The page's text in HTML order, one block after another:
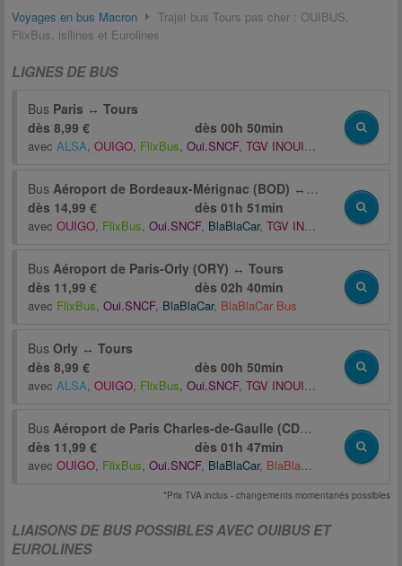
Voyages en bus Macron
Trajet bus Tours pas cher : OUIBUS,
FlixBus, isilines et Eurolines
LIGNES DE BUS
Bus Paris ↔ Tours
dès 8,99 €
dès 00h 50min
avec ALSA, OUIGO, FlixBus, Oui.SNCF, TGV INOUI,BlaBlaCar,
Bus Aéroport de Bordeaux-Mérignac (BOD) ↔ Tours
dès 14,99 €
dès 01h 51min
avec OUIGO, FlixBus, Oui.SNCF, BlaBlaCar, TGV INOUI Starshipper
Bus Aéroport de Paris-Orly (ORY) ↔ Tours
dès 11,99 €
dès 02h 40min
avec FlixBus, Oui.SNCF, BlaBlaCar, BlaBlaCar Bus
Bus Orly ↔ Tours
dès 8,99 €
dès 00h 50min
avec ALSA, OUIGO, FlixBus, Oui.SNCF, TGV INOUI,BlaBlaCar,
Bus Aéroport de Paris Charles-de-Gaulle (CDG)
Tours
dès 11,99 €
dès 01h 47min
avec OUIGO, FlixBus, Oui.SNCF, BlaBlaCar, BlaBlaCar Bus
*Prix TVA inclus - changements momentanés possibles
LIAISONS DE BUS POSSIBLES AVEC OUIBUS ET
EUROLINES